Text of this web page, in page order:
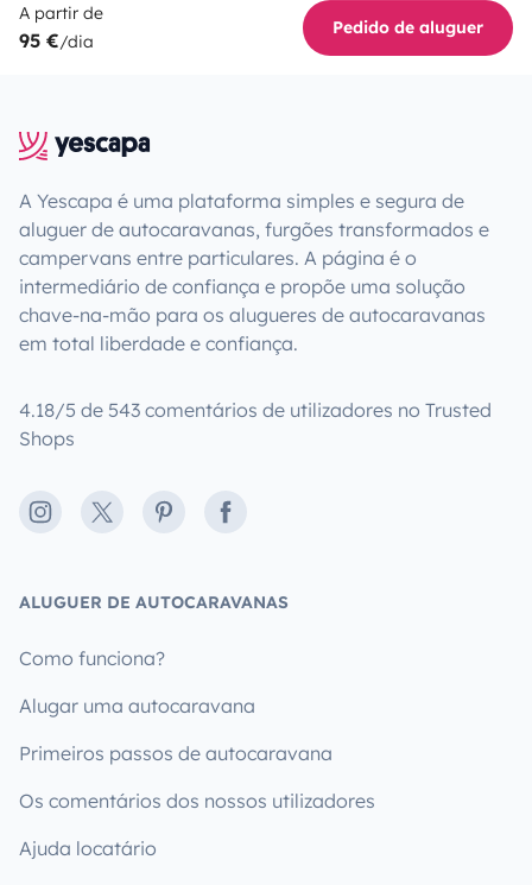
A partir de
95 €/dia
Pedido de aluguer
A Yescapa é uma plataforma simples e segura de
aluguer de autocaravanas, furgões transformados e
campervans entre particulares. A página é o
intermediário de confiança e propõe uma solução
chave-na-mão para os alugueres de autocaravanas
em total liberdade e confiança.
4.18/5 de 543 comentários de utilizadores no Trusted
Shops
Instagram
X PinterestFacebook
ALUGUER DE AUTOCARAVANAS
Como funciona?
Alugar uma autocaravana
Primeiros passos de autocaravana
Os comentários dos nossos utilizadores
Ajuda locatário